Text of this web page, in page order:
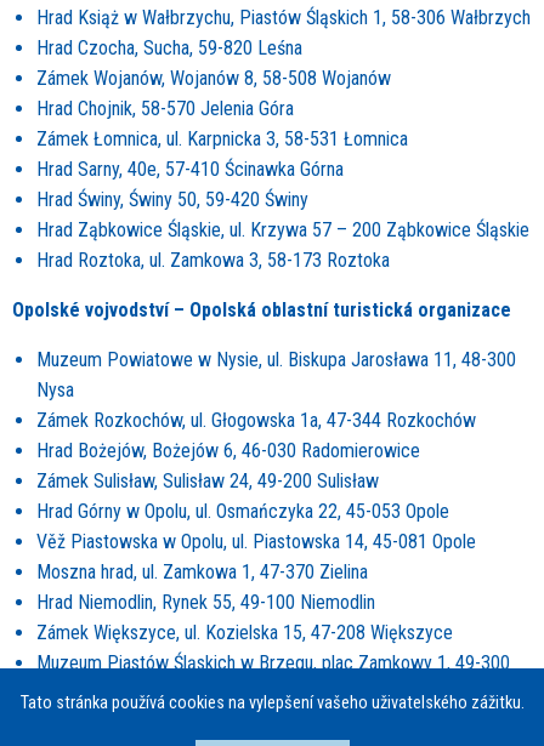
Hrad Książ w Wałbrzychu, Piastów Śląskich 1, 58-306 Wałbrzych
Hrad Czocha, Sucha, 59-820 Leśna
Zámek Wojanów, Wojanów 8, 58-508 Wojanów
Hrad Chojnik, 58-570 Jelenia Góra
Zámek Łomnica, ul. Karpnicka 3, 58-531 Łomnica
Hrad Sarny, 40e, 57-410 Ścinawka Górna
Hrad Świny, Świny 50, 59-420 Świny
Hrad Ząbkowice Śląskie, ul. Krzywa 57 – 200 Ząbkowice Śląskie
Hrad Roztoka, ul. Zamkowa 3, 58-173 Roztoka
Opolské vojvodství – Opolská oblastní turistická organizace
Muzeum Powiatowe w Nysie, ul. Biskupa Jarosława 11, 48-300
Nysa
Zámek Rozkochów, ul. Głogowska 1a, 47-344 Rozkochów
Hrad Bożejów, Bożejów 6, 46-030 Radomierowice
Zámek Sulisław, Sulisław 24, 49-200 Sulisław
Hrad Górny w Opolu, ul. Osmańczyka 22, 45-053 Opole
Věž Piastowska w Opolu, ul. Piastowska 14, 45-081 Opole
Moszna hrad, ul. Zamkowa 1, 47-370 Zielina
Hrad Niemodlin, Rynek 55, 49-100 Niemodlin
Zámek Większyce, ul. Kozielska 15, 47-208 Większyce
Muzeum Piastów Śląskich w Brzegu, plac Zamkowy 1, 49-300
Brzeg
Tato stránka používá cookies na vylepšení vašeho uživatelského zážitku.